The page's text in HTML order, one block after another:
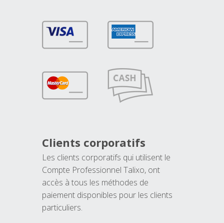
Clients corporatifs
Les clients corporatifs qui utilisent le
Compte Professionnel Talixo, ont
accès à tous les méthodes de
paiement disponibles pour les clients
particuliers.